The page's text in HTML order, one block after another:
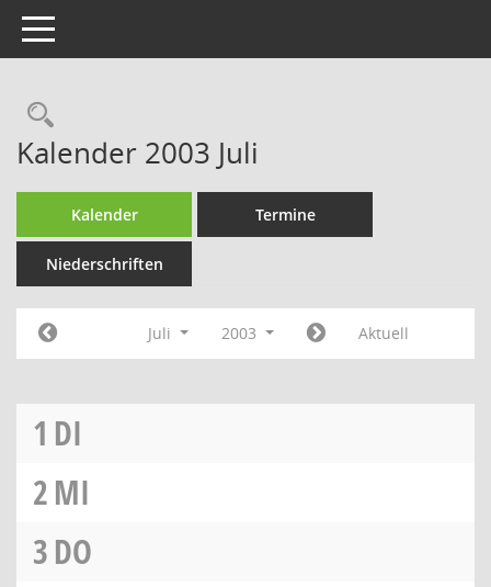
Toggle navigation
Rechercheauswahl
Kalender 2003 Juli
Kalender Termine
Niederschriften
Juli 2003 Aktuell
1 DI
2MI
3DO